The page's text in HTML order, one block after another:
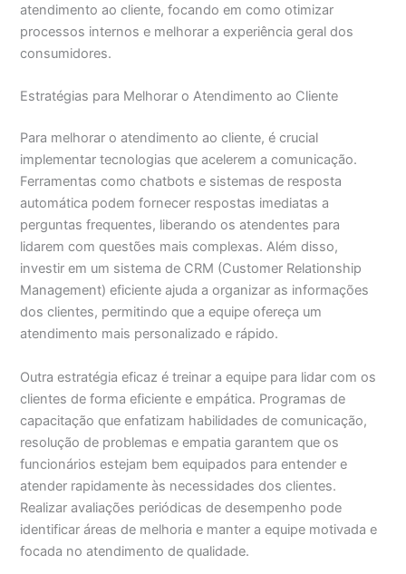
atendimento ao cliente, focando em como otimizar
processos internos e melhorar a experiência geral dos
consumidores.
Estratégias para Melhorar o Atendimento ao Cliente
Para melhorar o atendimento ao cliente, é crucial
implementar tecnologias que acelerem a comunicação.
Ferramentas como chatbots e sistemas de resposta
automática podem fornecer respostas imediatas a
perguntas frequentes, liberando os atendentes para
lidarem com questões mais complexas. Além disso,
investir em um sistema de CRM (Customer Relationship
Management) eficiente ajuda a organizar as informações
dos clientes, permitindo que a equipe ofereça um
atendimento mais personalizado e rápido.
Outra estratégia eficaz é treinar a equipe para lidar com os
clientes de forma eficiente e empática. Programas de
capacitação que enfatizam habilidades de comunicação,
resolução de problemas e empatia garantem que os
funcionários estejam bem equipados para entender e
atender rapidamente às necessidades dos clientes.
Realizar avaliações periódicas de desempenho pode
identificar áreas de melhoria e manter a equipe motivada e
focada no atendimento de qualidade.